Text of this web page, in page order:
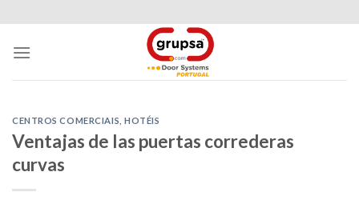
to
content
CENTROS COMERCIAIS ,HOTÉIS
Ventajas de las puertas correderas
curvas